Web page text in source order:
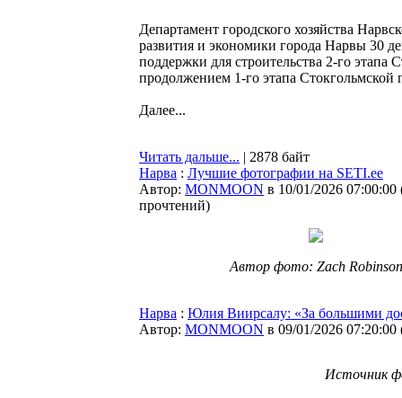
Департамент городского хозяйства
развития и экономики города Нарвы 30
поддержки для строительства 2-го
продолжением 1-го этапа Стокгольмской
Далее...
Читать дальше... | 2878 байт
Нарва : Лучшие фотографии на SETI.ee
Автор: MONMOON в 10/01/2026 07:00:00
прочтений)
Автор фото: Zach Robinson
Нарва : Юлия Виирсалу: «За большими
Автор: MONMOON в 09/01/2026 07:20:00
Источник